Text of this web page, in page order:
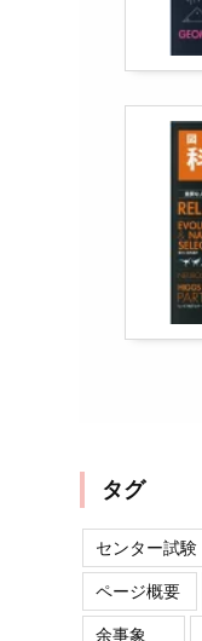
タグ
センター試験
ページ概要
余事象